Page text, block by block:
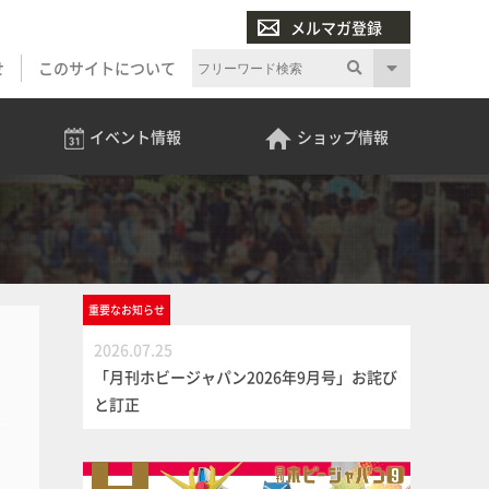
メルマガ登録
このサイトについて
イベント情報 ショップ情報
重要なお知らせ
2026.07.25
「月刊ホビージャパン2026年9月号」お詫び
と訂正